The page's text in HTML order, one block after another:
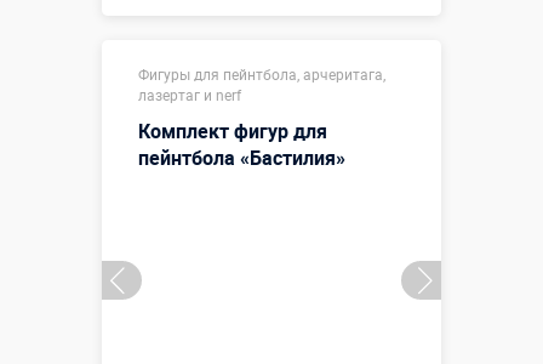
Фигуры для пейнтбола, арчеритага,
лазертаг и nerf
Комплект фигур для
пейнтбола «Бастилия»